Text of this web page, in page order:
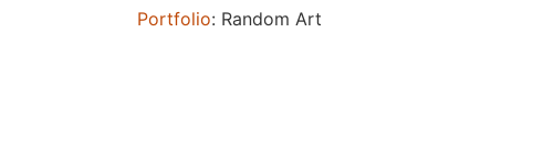
Portfolio: Random Art